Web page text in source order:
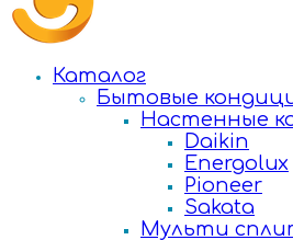
Каталог
Бытовые
Настенные
Daikin
Energolux
Pioneer
Sakata
Мульти